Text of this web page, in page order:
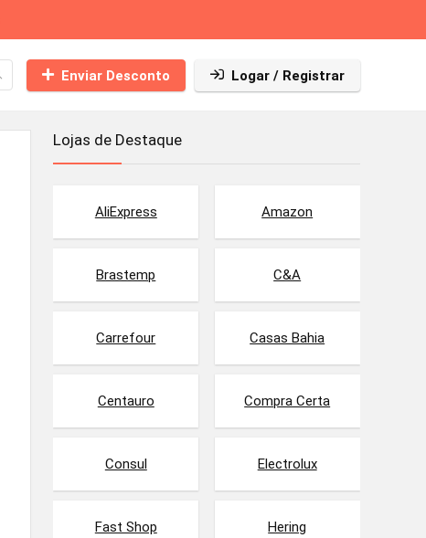
Enviar Desconto Logar / Registrar
Lojas de Destaque
AliExpress Amazon
Brastemp C&A
Carrefour Casas Bahia
Centauro Compra Certa
Consul Electrolux
Fast Shop Hering